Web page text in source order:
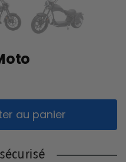
au panier